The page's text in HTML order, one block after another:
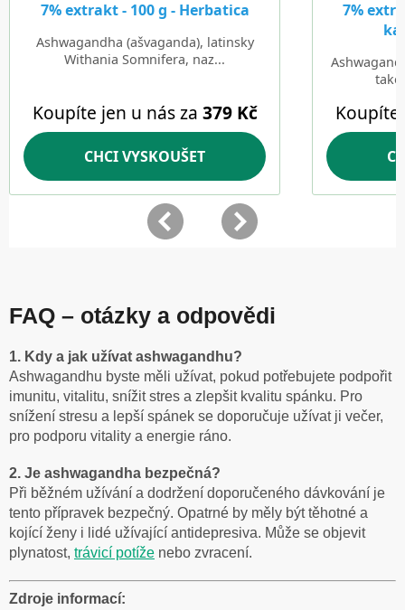
FAQ – otázky a odpovědi
1. Kdy a jak užívat ashwagandhu?
Ashwagandhu byste měli užívat, pokud potřebujete podpořit
imunitu, vitalitu, snížit stres a zlepšit kvalitu spánku. Pro
snížení stresu a lepší spánek se doporučuje užívat ji večer,
pro podporu vitality a energie ráno.
2. Je ashwagandha bezpečná?
Při běžném užívání a dodržení doporučeného dávkování je
tento přípravek bezpečný. Opatrné by měly být těhotné a
kojící ženy i lidé užívající antidepresiva. Může se objevit
plynatost, trávicí potíže nebo zvracení.
Zdroje informací: